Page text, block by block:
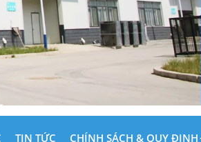
TIN TỨC CHÍNH SÁCH & QUY ĐỊNH